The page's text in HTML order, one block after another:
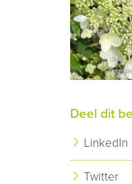
Deel dit
LinkedIn
Twitter